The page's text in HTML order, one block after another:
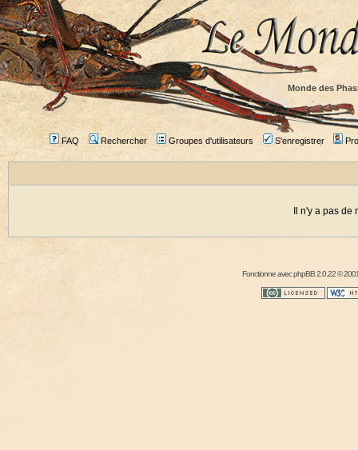
Monde des
FAQ Rechercher Groupes d'utilisateurs S'enregistrer
Il n'y a pas
Fonctionne avecphpBB2.0.22 ©